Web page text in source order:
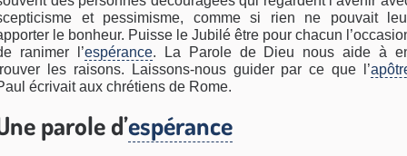
et pessimisme, comme si rien ne pouvait
le bonheur. Puisse le Jubilé être pour chacun
ranimer l’espérance. La Parole de Dieu nous aide à
les raisons. Laissons-nous guider par ce que l’
écrivait aux chrétiens de Rome.
parole d’espérance